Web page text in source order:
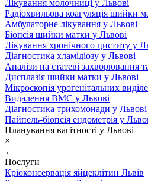
Лікування молочниці у Львові
Радіохвильова коагуляція шийки
Амбулаторне лікування у Львові
Біопсія шийки матки у Львові
Лікування хронічного циститу у
Діагностика хламідіозу у Львові
Аналізи на статеві захворювання
Дисплазія шийки матки у Львові
Мікроскопія урогенітальних
Видалення ВМС у Львові
Діагностика трихомонади у Львові
Пайпель-біопсія ендометрія у
Планування вагітності у Львові
×
←
Послуги
Кріоконсервація яйцеклітин Львів